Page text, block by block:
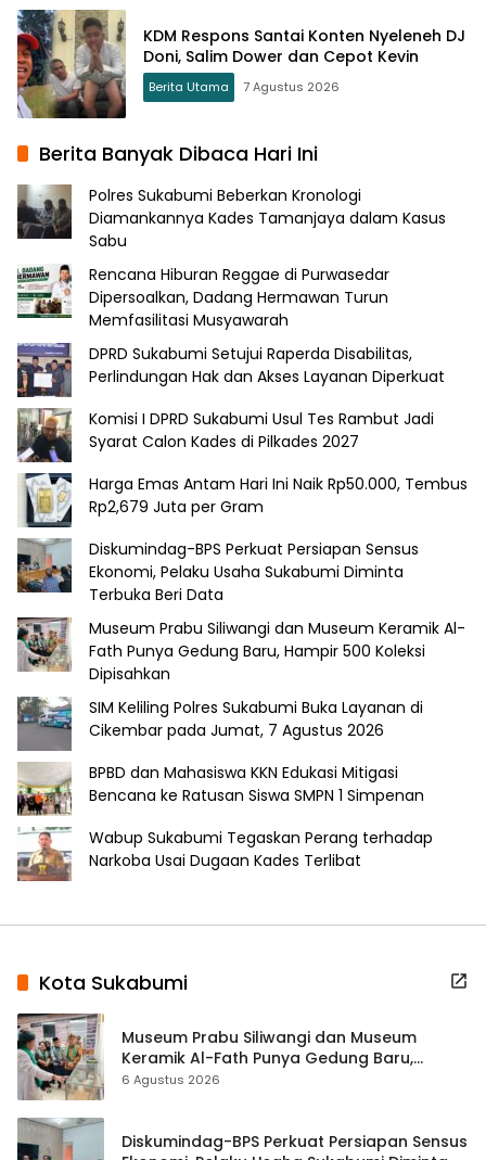
KDM Respons Santai Konten Nyeleneh DJ
Doni, Salim Dower dan Cepot Kevin
Berita Utama 7 Agustus 2026
Berita Banyak Dibaca Hari Ini
Polres Sukabumi Beberkan Kronologi
Diamankannya Kades Tamanjaya dalam Kasus
Sabu
Rencana Hiburan Reggae di Purwasedar
Dipersoalkan, Dadang Hermawan Turun
Memfasilitasi Musyawarah
DPRD Sukabumi Setujui Raperda Disabilitas,
Perlindungan Hak dan Akses Layanan Diperkuat
Komisi I DPRD Sukabumi Usul Tes Rambut Jadi
Syarat Calon Kades di Pilkades 2027
Harga Emas Antam Hari Ini Naik Rp50.000, Tembus
Rp2,679 Juta per Gram
Diskumindag-BPS Perkuat Persiapan Sensus
Ekonomi, Pelaku Usaha Sukabumi Diminta
Terbuka Beri Data
Museum Prabu Siliwangi dan Museum Keramik Al-
Fath Punya Gedung Baru, Hampir 500 Koleksi
Dipisahkan
SIM Keliling Polres Sukabumi Buka Layanan di
Cikembar pada Jumat, 7 Agustus 2026
BPBD dan Mahasiswa KKN Edukasi Mitigasi
Bencana ke Ratusan Siswa SMPN 1 Simpenan
Wabup Sukabumi Tegaskan Perang terhadap
Narkoba Usai Dugaan Kades Terlibat
Kota Sukabumi
Museum Prabu Siliwangi dan Museum
Keramik Al-Fath Punya Gedung Baru,
Hampir 500 Koleksi Dipisahkan
6 Agustus 2026
Diskumindag-BPS Perkuat Persiapan Sensus